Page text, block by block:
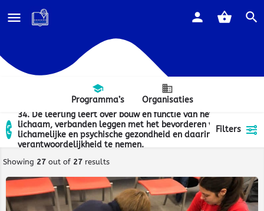
Programma’s
Organisaties
34. De leerling leert over bouw en functie van het menselijk
lichaam, verbanden leggen met het bevorderen van
lichamelijke en psychische gezondheid en daarin een eigen
verantwoordelijkheid te nemen.
Filters
Showing 27 out of 27 results